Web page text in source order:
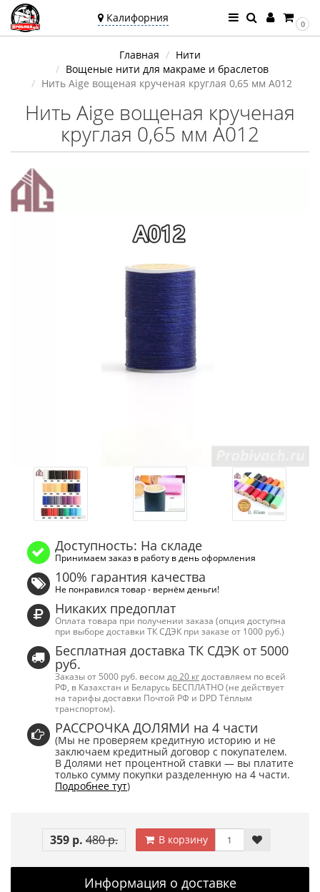
Калифорния
Калифорния
Угадали?
0
Главная
Нити
Вощеные нити для макраме и браслетов
Нить Aige вощеная крученая круглая 0,65 мм A012
Нить Aige вощеная крученая
круглая 0,65 мм A012
Доступность: На складе
Принимаем заказ в работу в день оформления
100% гарантия качества
Не понравился товар - вернём деньги!
Никаких предоплат
Оплата товара при получении заказа (опция доступна
при выборе доставки ТК СДЭК при заказе от 1000 руб.)
Бесплатная доставка ТК СДЭК от 5000
руб.
Заказы от 5000 руб. весом до 20 кг доставляем по всей
РФ, в Казахстан и Беларусь БЕСПЛАТНО (не действует
на тарифы доставки Почтой РФ и DPD Тёплым
транспортом).
РАССРОЧКА ДОЛЯМИ на 4 части
(Мы не проверяем кредитную историю и не
заключаем кредитный договор с покупателем.
В Долями нет процентной ставки — вы платите
только сумму покупки разделенную на 4 части.
Подробнее тут)
359 р. 480 р. В корзину
Информация о доставке